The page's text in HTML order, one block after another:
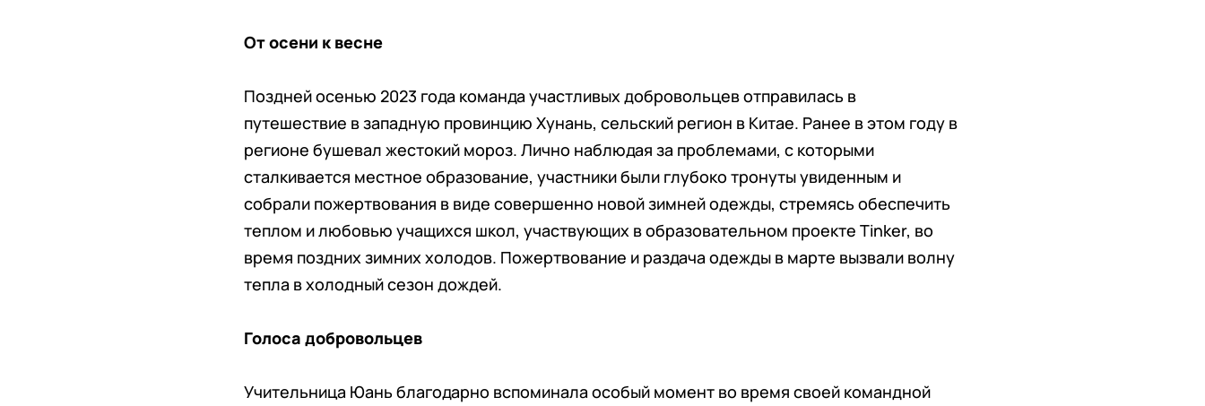
От осени к весне
Поздней осенью 2023 года команда участливых добровольцев отправилась в
путешествие в западную провинцию Хунань, сельский регион в Китае. Ранее в этом году в
регионе бушевал жестокий мороз. Лично наблюдая за проблемами, с которыми
сталкивается местное образование, участники были глубоко тронуты увиденным и
собрали пожертвования в виде совершенно новой зимней одежды, стремясь обеспечить
теплом и любовью учащихся школ, участвующих в образовательном проекте Tinker, во
время поздних зимних холодов. Пожертвование и раздача одежды в марте вызвали волну
тепла в холодный сезон дождей.
Голоса добровольцев
Учительница Юань благодарно вспоминала особый момент во время своей командной